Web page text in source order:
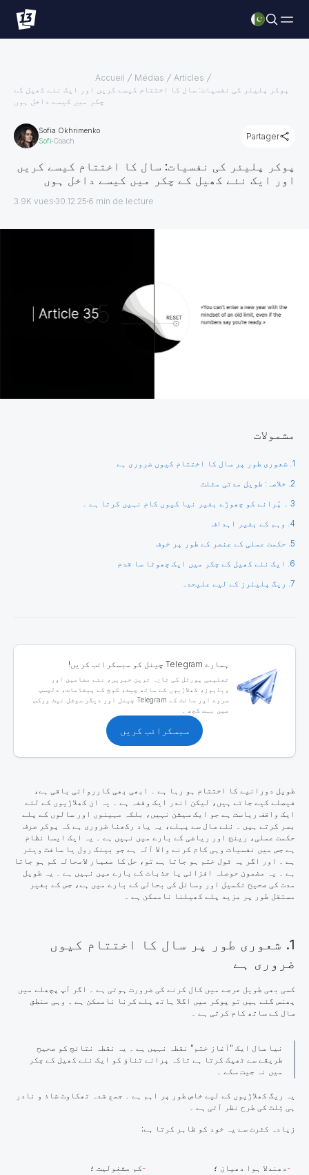
Accueil Médias
Articles
پوکر پلیئر کی نفسیات: سال کا اختتام کیسے کریں اور ایک نئے کھیل کے
چکر میں کیسے داخل ہوں
Sofia Okhrimenko
Sofi Coach Partager
پوکر پلیئر کی نفسیات: سال کا اختتام کیسے کریں
اور ایک نئے کھیل کے چکر میں کیسے داخل ہوں
3.9K vues 30.12.25 6 min de lecture
مشمولات
1. شعوری طور پر سال کا اختتام کیوں ضروری ہے
2. خلاصہ: طویل مدتی مثلث
3 ۔ پُرانے کو چھوڑے بغیر نیا کیوں کام نہیں کرتا ہے ۔
4. وہم کے بغیر اہداف
5. حکمت عملی کے عنصر کے طور پر خوف
6. ایک نئے کھیل کے چکر میں ایک چھوٹا سا قدم
7. ریگ پلیئرز کے لیے علیحدہ
ہمارے Telegram چینل کو سبسکرائب کریں!
تعلیمی پورٹل کی تازہ ترین خبریں، نئے مضامین اور
ویڈیوز، کھلاڑیوں کے ساتھ چیٹ، کوچ کے پیغامات، دلچسپ
سروے اور سائٹ کے Telegram چینل اور دیگر سوشل نیٹ ورکس
میں بہت کچھ ۔
سبسکرائب کریں
طویل دورانیے کا اختتام ہو رہا ہے ۔ ابھی بھی کارروائی باقی ہے،
فیصلے کیے جاتے ہیں، لیکن اندر ایک وقفہ ہے ۔ یہ ان کھلاڑیوں کے لئے
ایک واقف ریاست ہے جو ایک سیشن نہیں، بلکہ مہینوں اور سالوں کے پلے
بسر کرتے ہیں ۔ نئے سال سے پہلے، یہ یاد رکھنا ضروری ہے کہ پوکر صرف
حکمت عملی، رینج اور ریاضی کے بارے میں نہیں ہے ۔ یہ ایک ایسا نظام
ہے جس میں نفسیات وہی کام کرنے والا آلہ ہے جو بینک رول یا سافٹ ویئر
ہے ۔ اور اگر یہ ٹول ختم ہو جاتا ہے تو، حل کا معیار لامحالہ کم ہو جاتا
ہے ۔ یہ مضمون حوصلہ افزائی یا جذبات کے بارے میں نہیں ہے ۔ یہ طویل
مدت کی صحیح تکمیل اور وسائل کی بحالی کے بارے میں ہے، جس کے بغیر
مستقل طور پر مزید پلے کھیلنا ناممکن ہے ۔
1. شعوری طور پر سال کا اختتام کیوں
ضروری ہے
کسی بھی طویل عرصے میں کال کرنے کی ضرورت ہوتی ہے ۔ اگر آپ پچھلے میں
پھنس گئے ہیں تو پوکر میں اگلا ہاتھ پلے کرنا ناممکن ہے ۔ وہی منطق
سال کے ساتھ کام کرتی ہے ۔
نیا سال ایک "آغاز ختم" نقطہ نہیں ہے ۔ یہ نقطہ نتائج کو صحیح
طریقے سے ٹھیک کرتا ہے تاکہ پرانے تناؤ کو ایک نئے کھیل کے چکر
میں نہ جیت سکے ۔
یہ ریگ کھلاڑیوں کے لیے خاص طور پر اہم ہے ۔ جمع شدہ تھکاوٹ شاذ و نادر
ہی ٹِلٹ کی طرح نظر آتی ہے ۔
زیادہ کثرت سے یہ خود کو ظاہر کرتا ہے:
دھندلا ہوا دھیان ؛ کم مشغولیت ؛